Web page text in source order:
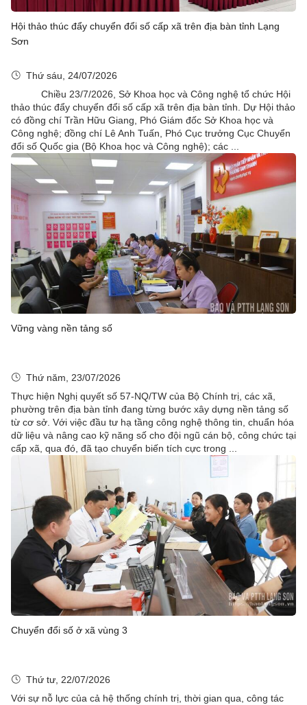
Hội thảo thúc đẩy chuyển đổi số cấp xã trên địa bàn tỉnh Lạng
Sơn
Thứ sáu, 24/07/2026
Chiều 23/7/2026, Sở Khoa học và Công nghệ tổ chức Hội
thảo thúc đẩy chuyển đổi số cấp xã trên địa bàn tỉnh. Dự Hội thảo
có đồng chí Trần Hữu Giang, Phó Giám đốc Sở Khoa học và
Công nghệ; đồng chí Lê Anh Tuấn, Phó Cục trưởng Cục Chuyển
đổi số Quốc gia (Bộ Khoa học và Công nghệ); các ...
Vững vàng nền tảng số
Thứ năm, 23/07/2026
Thực hiện Nghị quyết số 57-NQ/TW của Bộ Chính trị, các xã,
phường trên địa bàn tỉnh đang từng bước xây dựng nền tảng số
từ cơ sở. Với việc đầu tư hạ tầng công nghệ thông tin, chuẩn hóa
dữ liệu và nâng cao kỹ năng số cho đội ngũ cán bộ, công chức tại
cấp xã, qua đó, đã tạo chuyển biến tích cực trong ...
Chuyển đổi số ở xã vùng 3
Thứ tư, 22/07/2026
Với sự nỗ lực của cả hệ thống chính trị, thời gian qua, công tác